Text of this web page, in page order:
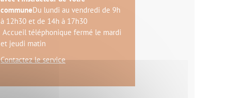
communeDu lundi au vendredi de 9h
à 12h30 et de 14h à 17h30
Accueil téléphonique fermé le mardi
et jeudi matin
Contactez le service